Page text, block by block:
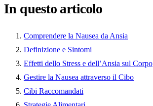
In questo articolo
Comprendere la Nausea da Ansia
Definizione e Sintomi
Effetti dello Stress e dell’Ansia sul Corpo
Gestire la Nausea attraverso il Cibo
Cibi Raccomandati